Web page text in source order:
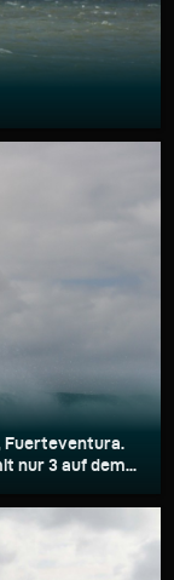
Fuerteventura.
nur 3 auf dem...